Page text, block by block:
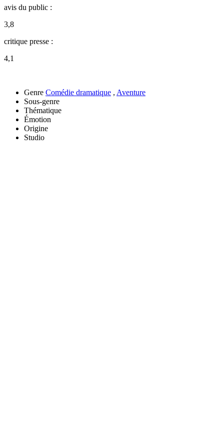
avis du public :
3,8
critique presse :
4,1
Genre Comédie dramatique , Aventure
Sous-genre
Thématique
Émotion
Origine
Studio